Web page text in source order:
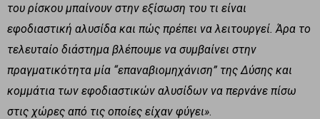
του ρίσκου μπαίνουν στην εξίσωση του τι είναι
εφοδιαστική αλυσίδα και πώς πρέπει να λειτουργεί. Άρα το
τελευταίο διάστημα βλέπουμε να συμβαίνει στην
πραγματικότητα μία “επαναβιομηχάνιση” της Δύσης και
κομμάτια των εφοδιαστικών αλυσίδων να περνάνε πίσω
στις χώρες από τις οποίες είχαν φύγει».